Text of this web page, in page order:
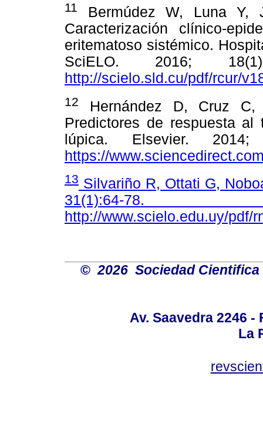
11
Bermúdez W, Luna Y,
Caracterización clínico-
eritematoso sistémico.
SciELO. 2016;
http://scielo.sld.cu/pdf/rcur/
12
Hernández D, Cruz
Predictores de respuesta
lúpica. Elsevier.
https://
13 Silvariño R, Ottati G,
31(1):64-
http://www.scielo.edu.uy/pdf/
©2026 Sociedad Cientifica
Av. Saavedra 2246
La